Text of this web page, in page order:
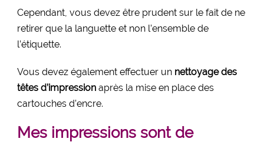
Cependant, vous devez être prudent sur le fait de ne
retirer que la languette et non l’ensemble de
l’étiquette.
Vous devez également effectuer un nettoyage des
têtes d’impression après la mise en place des
cartouches d’encre.
Mes impressions sont de